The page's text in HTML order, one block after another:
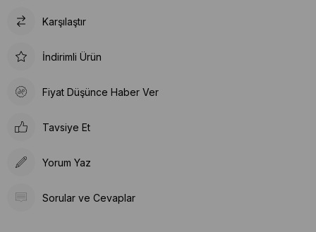
Karşılaştır
İndirimli Ürün
Fiyat Düşünce Haber Ver
Tavsiye Et
Yorum Yaz
Sorular ve Cevaplar